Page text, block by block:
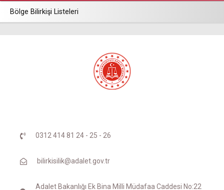
Bölge Bilirkişi Listeleri
0312 414 81 24 - 25 - 26
bilirkisilik@adalet.gov.tr
Adalet Bakanlığı Ek Bina Milli Müdafaa Caddesi No:22